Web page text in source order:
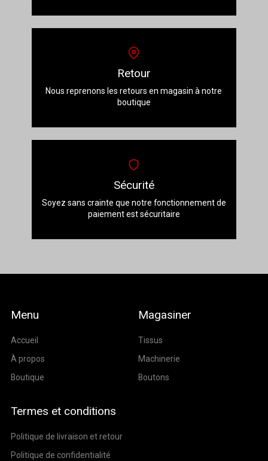
Retour
Nous reprenons les retours en magasin à notre
boutique
Sécurité
Soyez sans crainte que notre fonctionnement de
paiement est sécuritaire
Menu
Accueil
À propos
Boutique
Magasiner
Tissus
Machinerie
Boutons
Termes et conditions
Politique de livraison et retour
Politique de confidentialité